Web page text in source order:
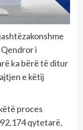
i
ka bërë të ditur
e këtij
proces
qytetarë,